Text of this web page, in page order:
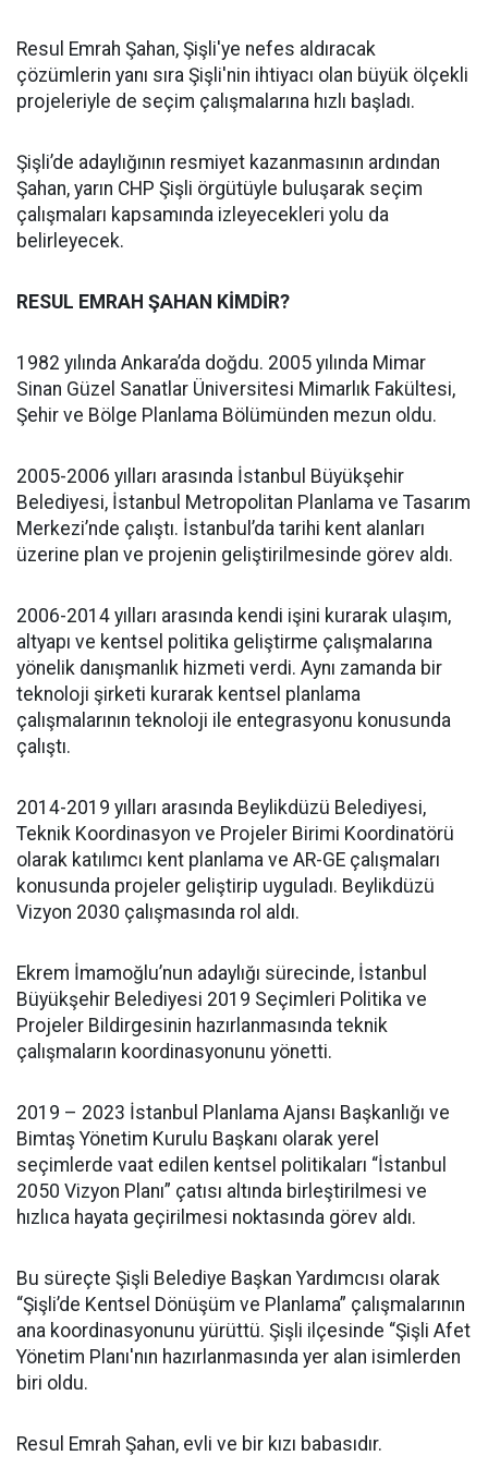
Resul Emrah Şahan, Şişli'ye nefes aldıracak
çözümlerin yanı sıra Şişli'nin ihtiyacı olan büyük ölçekli
projeleriyle de seçim çalışmalarına hızlı başladı.
Şişli’de adaylığının resmiyet kazanmasının ardından
Şahan, yarın CHP Şişli örgütüyle buluşarak seçim
çalışmaları kapsamında izleyecekleri yolu da
belirleyecek.
RESUL EMRAH ŞAHAN KİMDİR?
1982 yılında Ankara’da doğdu. 2005 yılında Mimar
Sinan Güzel Sanatlar Üniversitesi Mimarlık Fakültesi,
Şehir ve Bölge Planlama Bölümünden mezun oldu.
2005-2006 yılları arasında İstanbul Büyükşehir
Belediyesi, İstanbul Metropolitan Planlama ve Tasarım
Merkezi’nde çalıştı. İstanbul’da tarihi kent alanları
üzerine plan ve projenin geliştirilmesinde görev aldı.
2006-2014 yılları arasında kendi işini kurarak ulaşım,
altyapı ve kentsel politika geliştirme çalışmalarına
yönelik danışmanlık hizmeti verdi. Aynı zamanda bir
teknoloji şirketi kurarak kentsel planlama
çalışmalarının teknoloji ile entegrasyonu konusunda
çalıştı.
2014-2019 yılları arasında Beylikdüzü Belediyesi,
Teknik Koordinasyon ve Projeler Birimi Koordinatörü
olarak katılımcı kent planlama ve AR-GE çalışmaları
konusunda projeler geliştirip uyguladı. Beylikdüzü
Vizyon 2030 çalışmasında rol aldı.
Ekrem İmamoğlu’nun adaylığı sürecinde, İstanbul
Büyükşehir Belediyesi 2019 Seçimleri Politika ve
Projeler Bildirgesinin hazırlanmasında teknik
çalışmaların koordinasyonunu yönetti.
2019 – 2023 İstanbul Planlama Ajansı Başkanlığı ve
Bimtaş Yönetim Kurulu Başkanı olarak yerel
seçimlerde vaat edilen kentsel politikaları “İstanbul
2050 Vizyon Planı” çatısı altında birleştirilmesi ve
hızlıca hayata geçirilmesi noktasında görev aldı.
Bu süreçte Şişli Belediye Başkan Yardımcısı olarak
“Şişli’de Kentsel Dönüşüm ve Planlama” çalışmalarının
ana koordinasyonunu yürüttü. Şişli ilçesinde “Şişli Afet
Yönetim Planı'nın hazırlanmasında yer alan isimlerden
biri oldu.
Resul Emrah Şahan, evli ve bir kızı babasıdır.